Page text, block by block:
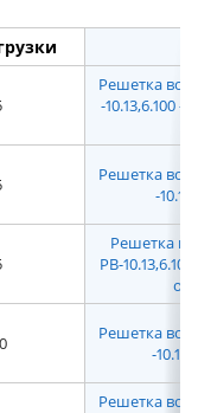
Решетка
-10.13,6.100
Решетка
-
Решетка
РВ-
Решетка
-
Решетка